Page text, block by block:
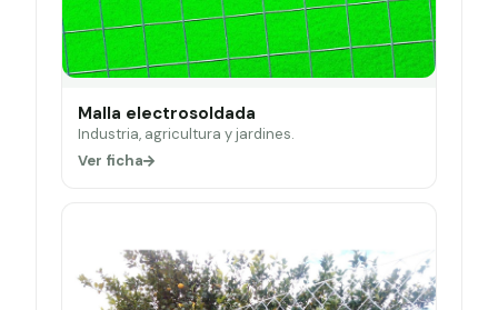
Malla electrosoldada
Industria, agricultura y jardines.
Ver ficha